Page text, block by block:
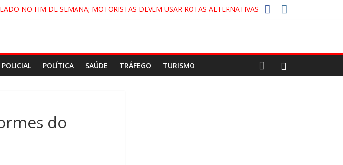
NO FIM DE SEMANA; MOTORISTAS DEVEM USAR ROTAS ALTERNATIVAS
AFIRMA PROMOTOR DO GAECO
POLICIAL POLÍTICA SAÚDE TRÁFEGO TURISMO
do